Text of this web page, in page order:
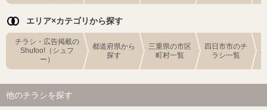
エリア×カテゴリから探す
チラシ・広告掲載の
Shufoo!（シュフ
ー）
都道府県から
探す
三重県の市区
町村一覧
四日市市のチ
ラシ一覧
他のチラシを探す